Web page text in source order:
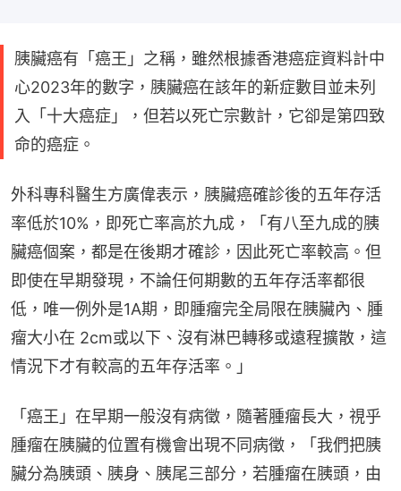
胰臟癌有「癌王」之稱，雖然根據香港癌症資料計中
心2023年的數字，胰臟癌在該年的新症數目並未列
入「十大癌症」，但若以死亡宗數計，它卻是第四致
命的癌症。
外科專科醫生方廣偉表示，胰臟癌確診後的五年存活
率低於10%，即死亡率高於九成，「有八至九成的胰
臟癌個案，都是在後期才確診，因此死亡率較高。但
即使在早期發現，不論任何期數的五年存活率都很
低，唯一例外是1A期，即腫瘤完全局限在胰臟內、腫
瘤大小在 2cm或以下、沒有淋巴轉移或遠程擴散，這
情況下才有較高的五年存活率。」
「癌王」在早期一般沒有病徵，隨著腫瘤長大，視乎
腫瘤在胰臟的位置有機會出現不同病徵，「我們把胰
臟分為胰頭、胰身、胰尾三部分，若腫瘤在胰頭，由